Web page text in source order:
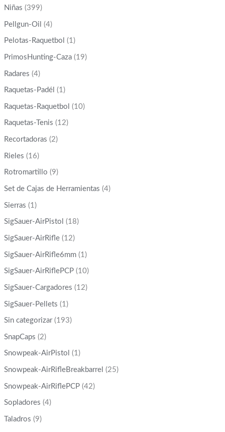
Niñas (399)
Pellgun-Oil (4)
Pelotas-Raquetbol (1)
PrimosHunting-Caza (19)
Radares (4)
Raquetas-Padél (1)
Raquetas-Raquetbol (10)
Raquetas-Tenis (12)
Recortadoras (2)
Rieles (16)
Rotromartillo (9)
Set de Cajas de Herramientas (4)
Sierras (1)
SigSauer-AirPistol (18)
SigSauer-AirRifle (12)
SigSauer-AirRifle6mm (1)
SigSauer-AirRiflePCP (10)
SigSauer-Cargadores (12)
SigSauer-Pellets (1)
Sin categorizar (193)
SnapCaps (2)
Snowpeak-AirPistol (1)
Snowpeak-AirRifleBreakbarrel (25)
Snowpeak-AirRiflePCP (42)
Sopladores (4)
Taladros (9)